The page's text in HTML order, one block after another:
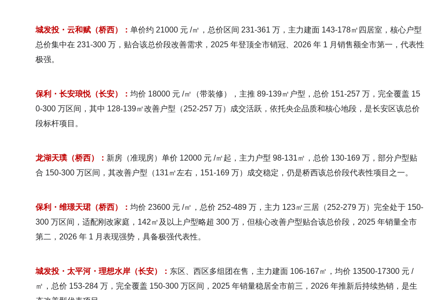
城发投・云和赋（桥西）： 单价约 21000 元 /㎡，总价区间 231-361 万，主力建面 143-178㎡四居室，核心户型
总价集中在 231-300 万，贴合该总价段改善需求，2025 年登顶全市销冠、2026 年 1 月销售额全市第一，代表性
极强。
保利・长安琅悦（长安）： 均价 18000 元 /㎡（带装修），主推 89-139㎡户型，总价 151-257 万，完全覆盖 15
0-300 万区间，其中 128-139㎡改善户型（252-257 万）成交活跃，依托央企品质和核心地段，是长安区该总价
段标杆项目。
龙湖天璞（桥西）： 新房（准现房）单价 12000 元 /㎡起，主力户型 98-131㎡，总价 130-169 万，部分户型贴
合 150-300 万区间，其改善户型（131㎡左右，151-169 万）成交稳定，仍是桥西该总价段代表性项目之一。
保利・维璟天珺（桥西）： 均价 23600 元 /㎡，总价 252-489 万，主力 123㎡三居（252-279 万）完全处于 150-
300 万区间，适配刚改家庭，142㎡及以上户型略超 300 万，但核心改善户型贴合该总价段，2025 年销量全市
第二，2026 年 1 月表现强势，具备极强代表性。
城发投・太平河・理想水岸（长安）： 东区、西区多组团在售，主力建面 106-167㎡，均价 13500-17300 元 /
㎡，总价 153-284 万，完全覆盖 150-300 万区间，2025 年销量稳居全市前三，2026 年推新后持续热销，是生